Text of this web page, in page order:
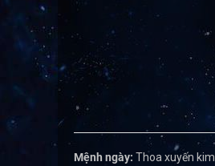
Mệnh ngày: Thoa xuyến kim